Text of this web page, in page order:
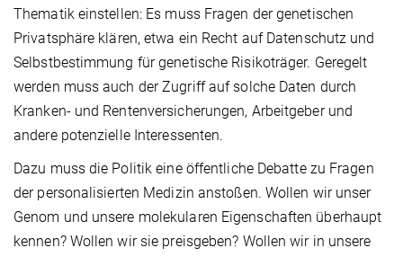
Thematik einstellen: Es muss Fragen der genetischen
Privatsphäre klären, etwa ein Recht auf Datenschutz und
Selbstbestimmung für genetische Risikoträger. Geregelt
werden muss auch der Zugriff auf solche Daten durch
Kranken- und Rentenversicherungen, Arbeitgeber und
andere potenzielle Interessenten.
Dazu muss die Politik eine öffentliche Debatte zu Fragen
der personalisierten Medizin anstoßen. Wollen wir unser
Genom und unsere molekularen Eigenschaften überhaupt
kennen? Wollen wir sie preisgeben? Wollen wir in unsere